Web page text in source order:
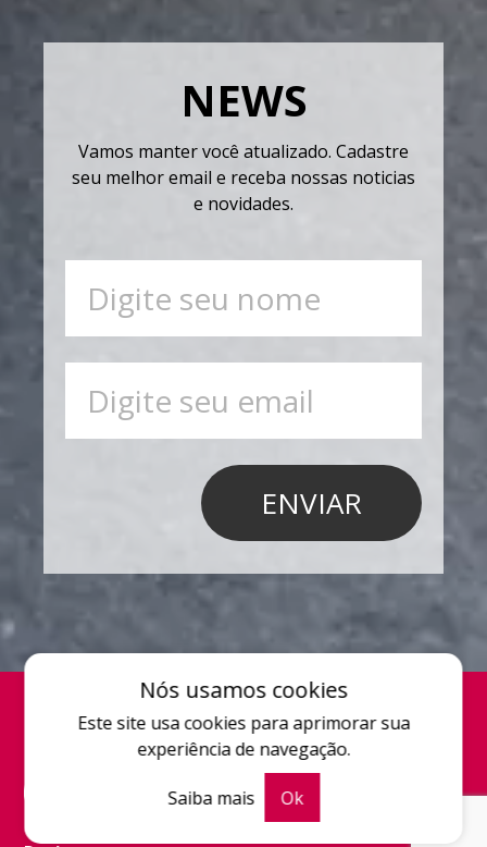
NEWS
Vamos manter você atualizado. Cadastre
seu melhor email e receba nossas noticias
e novidades.
Quem somos
Nós usamos cookies
Este site usa cookies para aprimorar sua
experiência de navegação.
Saiba mais Ok